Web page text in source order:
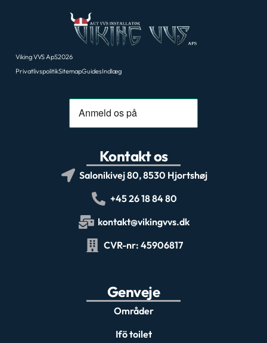
Viking VVS ApS2026
PrivatlivspolitikSitemapGuidesIndlæg
Kontakt os
Salonikivej 80, 8530 Hjortshøj
+45 26 18 84 80
kontakt@vikingvvs.dk
CVR-nr: 45906817
Genveje
Områder
Ifö toilet